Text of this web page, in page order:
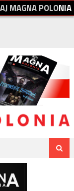
AJMAGNAPOLONIA